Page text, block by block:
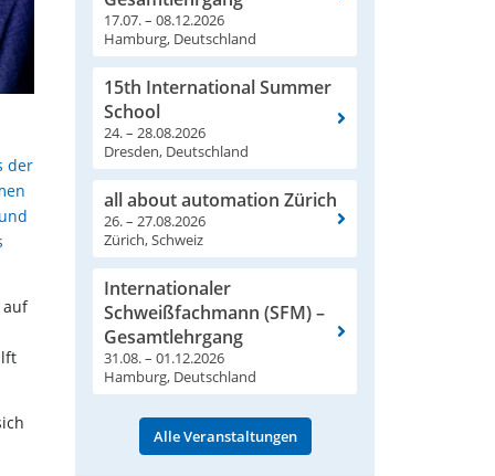
der
auf
17.07. – 08.12.2026
Hamburg, Deutschland
15th International Summer
School
24. – 28.08.2026
Dresden, Deutschland
all about automation Zürich
26. – 27.08.2026
Zürich, Schweiz
Internationaler
Schweißfachmann (SFM) –
Gesamtlehrgang
31.08. – 01.12.2026
Hamburg, Deutschland
Alle Veranstaltungen